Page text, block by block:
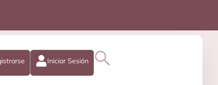
Iniciar Sesión